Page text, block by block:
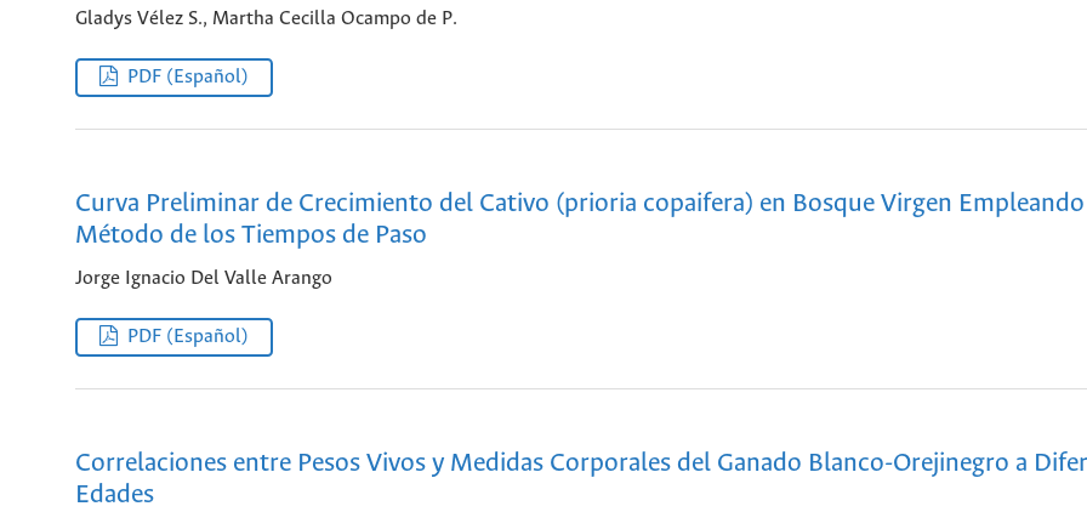
Gladys Vélez S., Martha Cecilla Ocampo de P.
PDF (Español)
Curva Preliminar de Crecimiento del Cativo (prioria copaifera) en Bosque Virgen
Método de los Tiempos de Paso
Jorge Ignacio Del Valle Arango
PDF (Español)
Correlaciones entre Pesos Vivos y Medidas Corporales del Ganado Blanco-Orejinegro a
Edades